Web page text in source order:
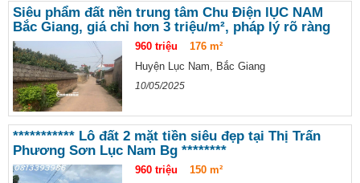
Siêu phẩm đất nền trung tâm Chu Điện lỤC NAM
Bắc Giang, giá chỉ hơn 3 triệu/m², pháp lý rõ ràng
960 triệu
176 m²
Huyện Lục Nam, Bắc Giang
10/05/2025
*********** Lô đất 2 mặt tiền siêu đẹp tại Thị Trấn
Phương Sơn Lục Nam Bg ********
960 triệu
150 m²